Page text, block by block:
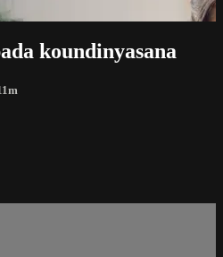
koundinyasana